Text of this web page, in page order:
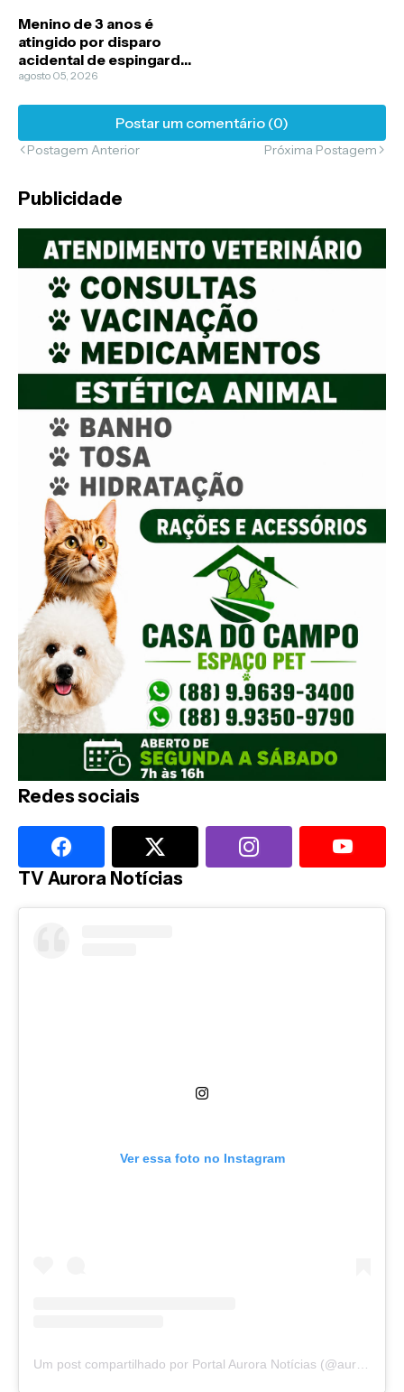
Menino de 3 anos é
atingido por disparo
acidental de espingarda
de pressão em Mauriti
agosto 05, 2026
Postar um comentário (0)
Postagem Anterior Próxima Postagem
Publicidade
Redes sociais
TV Aurora Notícias
Ver essa foto no Instagram